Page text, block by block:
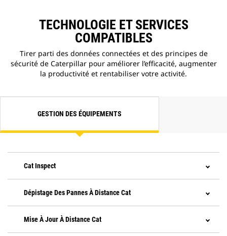
TECHNOLOGIE ET SERVICES
COMPATIBLES
Tirer parti des données connectées et des principes de
sécurité de Caterpillar pour améliorer l’efficacité, augmenter
la productivité et rentabiliser votre activité.
GESTION DES ÉQUIPEMENTS
Cat Inspect
Dépistage Des Pannes À Distance Cat
Mise À Jour À Distance Cat